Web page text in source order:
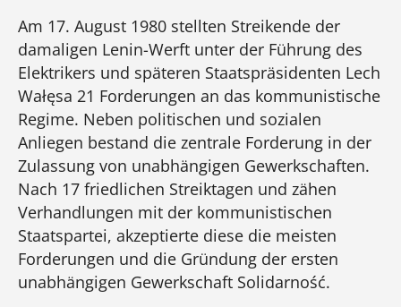
Am 17. August 1980 stellten Streikende der
damaligen Lenin-Werft unter der Führung des
Elektrikers und späteren Staatspräsidenten Lech
Wałęsa 21 Forderungen an das kommunistische
Regime. Neben politischen und sozialen
Anliegen bestand die zentrale Forderung in der
Zulassung von unabhängigen Gewerkschaften.
Nach 17 friedlichen Streiktagen und zähen
Verhandlungen mit der kommunistischen
Staatspartei, akzeptierte diese die meisten
Forderungen und die Gründung der ersten
unabhängigen Gewerkschaft Solidarność.